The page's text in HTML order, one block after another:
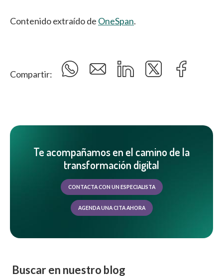
Contenido extraído de OneSpan.
Compartir:
Te acompañamos en el camino de la
transformación digital
CONTACTA CON UN ESPECIALISTA
AGENDA UNA CITA AHORA
Buscar en nuestro blog